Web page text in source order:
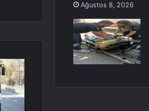
Ağustos 8, 2026